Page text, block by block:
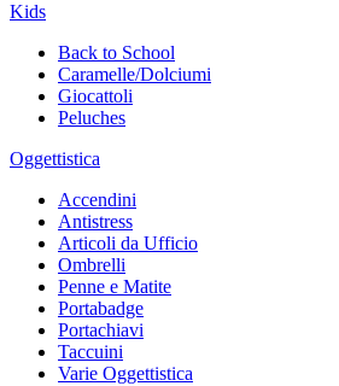
Kids
Back to School
Caramelle/Dolciumi
Giocattoli
Peluches
Oggettistica
Accendini
Antistress
Articoli da Ufficio
Ombrelli
Penne e Matite
Portabadge
Portachiavi
Taccuini
Varie Oggettistica